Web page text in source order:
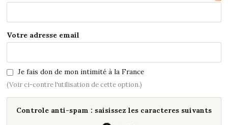
Votre adresse email
Je fais don de mon intimité à la France
(Voir ci-contre l'utilisation de cette option.)
Controle anti-spam : saisissez les caracteres suivants